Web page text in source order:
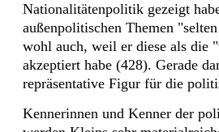
Nationalitätenpolitik gezeigt
außenpolitischen Themen
wohl auch, weil er diese als die
akzeptiert habe (428). Gerade
repräsentative Figur für die
Kennerinnen und Kenner der